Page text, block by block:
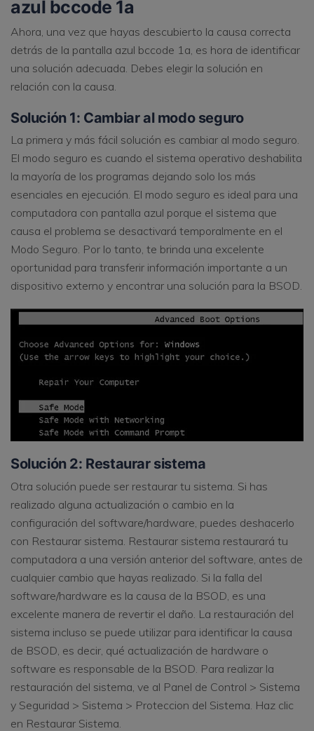
azul bccode 1a
Ahora, una vez que hayas descubierto la causa correcta
detrás de la pantalla azul bccode 1a, es hora de identificar
una solución adecuada. Debes elegir la solución en
relación con la causa.
Solución 1: Cambiar al modo seguro
La primera y más fácil solución es cambiar al modo seguro.
El modo seguro es cuando el sistema operativo deshabilita
la mayoría de los programas dejando solo los más
esenciales en ejecución. El modo seguro es ideal para una
computadora con pantalla azul porque el sistema que
causa el problema se desactivará temporalmente en el
Modo Seguro. Por lo tanto, te brinda una excelente
oportunidad para transferir información importante a un
dispositivo externo y encontrar una solución para la BSOD.
Solución 2: Restaurar sistema
Otra solución puede ser restaurar tu sistema. Si has
realizado alguna actualización o cambio en la
configuración del software/hardware, puedes deshacerlo
con Restaurar sistema. Restaurar sistema restaurará tu
computadora a una versión anterior del software, antes de
cualquier cambio que hayas realizado. Si la falla del
software/hardware es la causa de la BSOD, es una
excelente manera de revertir el daño. La restauración del
sistema incluso se puede utilizar para identificar la causa
de BSOD, es decir, qué actualización de hardware o
software es responsable de la BSOD. Para realizar la
restauración del sistema, ve al Panel de Control > Sistema
y Seguridad > Sistema > Proteccion del Sistema. Haz clic
en Restaurar Sistema.